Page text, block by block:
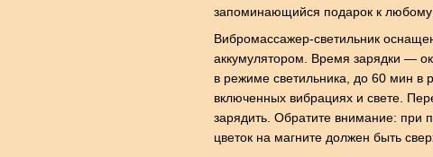
запоминающийся подарок к любому
Вибромассажер-светильник
аккумулятором. Время зарядки —
в режиме светильника, до 60 мин
включенных вибрациях и свете.
зарядить. Обратите внимание: при
цветок на магните должен быть